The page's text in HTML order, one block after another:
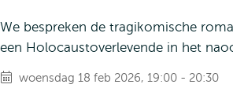
We bespreken de tragikomische
een Holocaustoverlevende in het
woensdag 18 feb 2026, 19:00 - 20:30